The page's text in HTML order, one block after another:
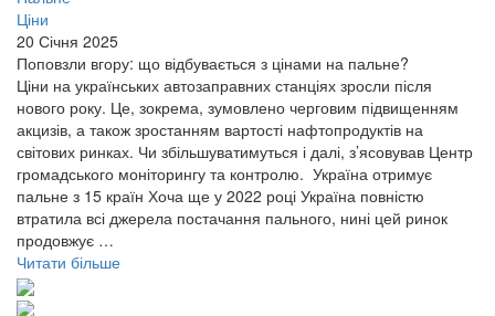
Ціни
20 Січня 2025
Поповзли вгору: що відбувається з цінами на пальне?
Ціни на українських автозаправних станціях зросли після
нового року. Це, зокрема, зумовлено черговим підвищенням
акцизів, а також зростанням вартості нафтопродуктів на
світових ринках. Чи збільшуватимуться і далі, з’ясовував Центр
громадського моніторингу та контролю. Україна отримує
пальне з 15 країн Хоча ще у 2022 році Україна повністю
втратила всі джерела постачання пального, нині цей ринок
продовжує …
Читати більше